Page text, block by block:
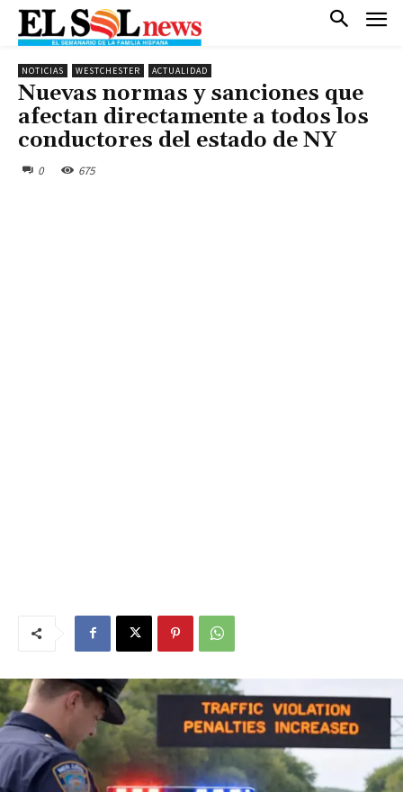
NOTICIAS WESTCHESTER ACTUALIDAD
Nuevas normas y sanciones que
afectan directamente a todos los
conductores del estado de NY
0 675